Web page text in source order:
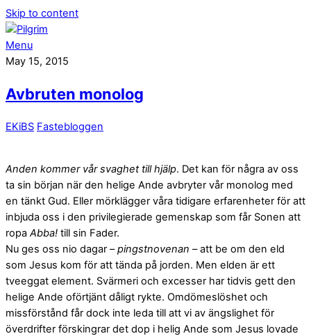
Skip to content
Menu
May 15, 2015
Avbruten monolog
EKiBS Fastebloggen
Anden kommer vår svaghet till hjälp. Det kan för några av oss
ta sin början när den helige Ande avbryter vår monolog med
en tänkt Gud. Eller mörklägger våra tidigare erfarenheter för att
inbjuda oss i den privilegierade gemenskap som får Sonen att
ropa Abba! till sin Fader.
Nu ges oss nio dagar –pingstnovenan – att be om den eld
som Jesus kom för att tända på jorden. Men elden är ett
tveeggat element. Svärmeri och excesser har tidvis gett den
helige Ande oförtjänt dåligt rykte. Omdömeslöshet och
missförstånd får dock inte leda till att vi av ängslighet för
överdrifter förskingrar det dop i helig Ande som Jesus lovade